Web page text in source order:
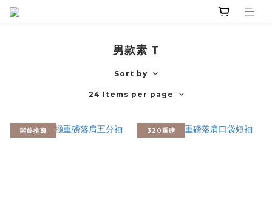
男款素 T
Sort by
24 Items per page
闆娘推薦 320重磅